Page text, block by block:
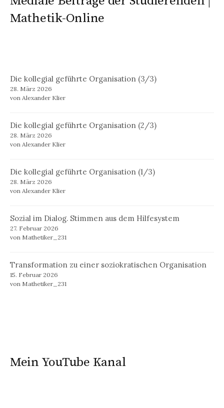
Mathetik-Online
Die kollegial geführte Organisation (3/3)
28. März 2026
von Alexander Klier
Die kollegial geführte Organisation (2/3)
28. März 2026
von Alexander Klier
Die kollegial geführte Organisation (1/3)
28. März 2026
von Alexander Klier
Sozial im Dialog. Stimmen aus dem Hilfesystem
27. Februar 2026
von Mathetiker_231
Transformation zu einer soziokratischen Organisation
15. Februar 2026
von Mathetiker_231
Mein YouTube Kanal